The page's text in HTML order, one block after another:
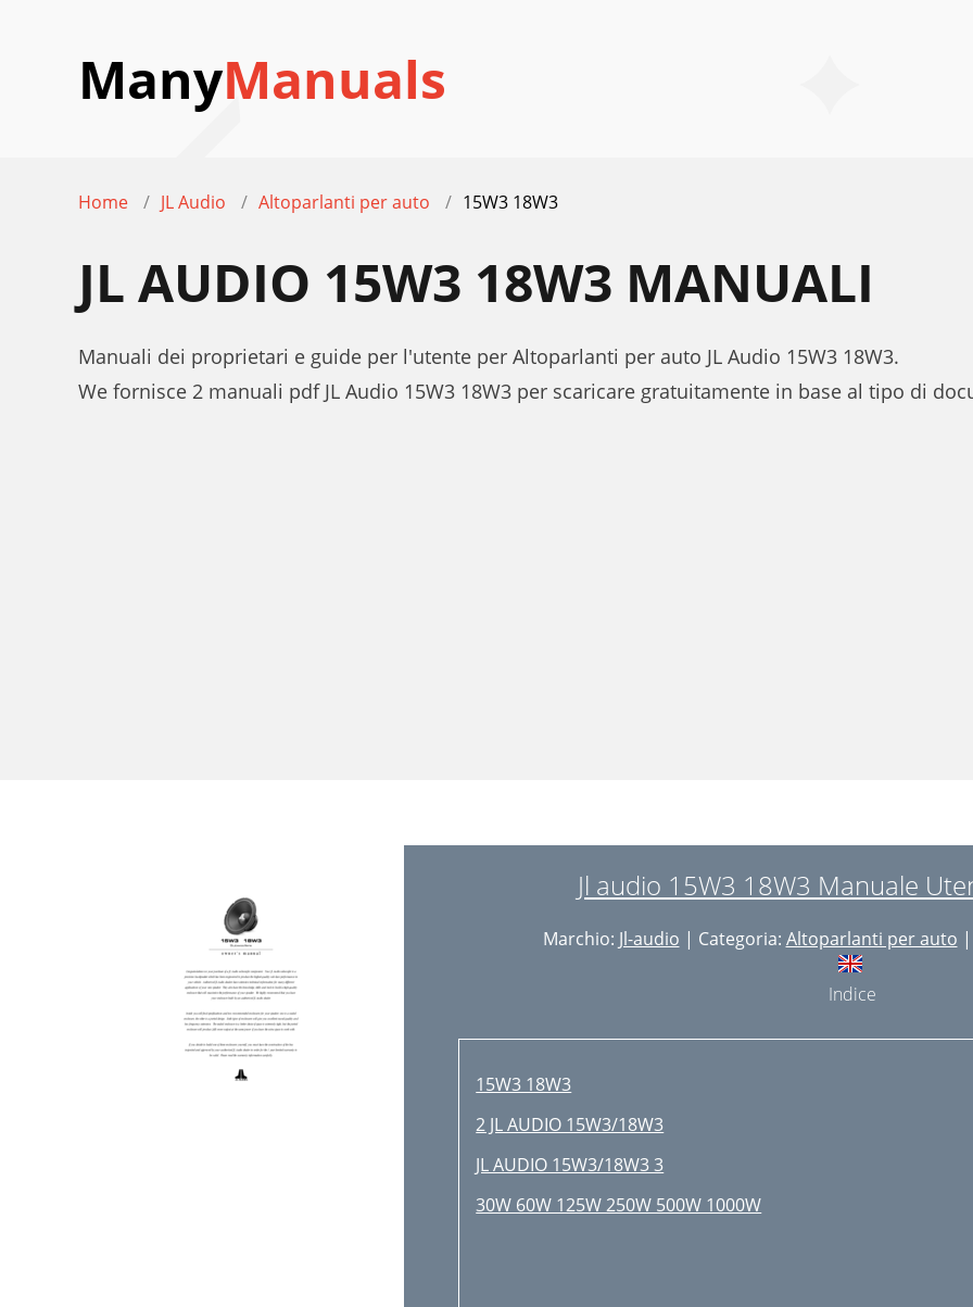
ManyManuals
Home JL Audio Altoparlanti per auto 15W3 18W3
JL AUDIO 15W3 18W3 MANUALI
Manuali dei proprietari e guide per l'utente per Altoparlanti per auto JL Audio 15W3 18W3.
We fornisce 2 manuali pdf JL Audio 15W3 18W3 per scaricare gratuitamente in base al tipo di
Jl audio 15W3 18W3 Manuale
Marchio: Jl-audio | Categoria: Altoparlanti per auto
Indice
15W3 18W3
2 JL AUDIO 15W3/18W3
JL AUDIO 15W3/18W3 3
30W 60W 125W 250W 500W 1000W